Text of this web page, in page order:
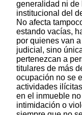
generalidad ni de
institucional del
No afecta
estando vacías,
por quienes van
judicial, sino
pertenezcan a
titulares de más
ocupación no se
actividades
en el inmueble
intimidación o